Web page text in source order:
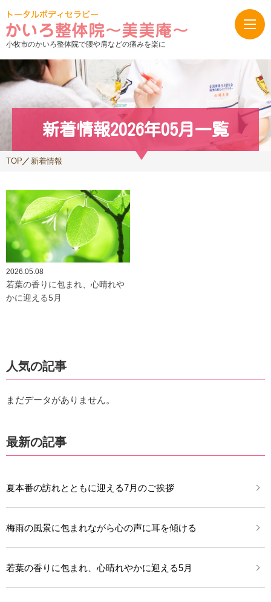
小牧市のかいろ整体院で腰や肩などの痛みを楽に
新着情報2026年05月一覧
TOP 新着情報
2026.05.08
若葉の香りに包まれ、心晴れや
かに迎える5月
人気の記事
まだデータがありません。
最新の記事
夏本番の訪れとともに迎える7月のご挨拶
梅雨の風景に包まれながら心の声に耳を傾ける
若葉の香りに包まれ、心晴れやかに迎える5月